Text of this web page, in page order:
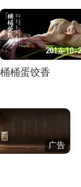
2014-10-
桶桶蛋饺香
广告